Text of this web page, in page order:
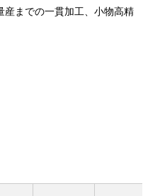
産までの一貫加工、小物高精